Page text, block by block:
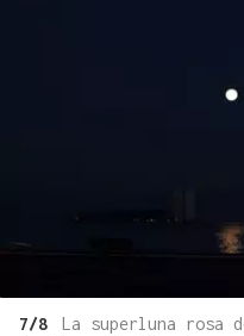
7/8
La superluna rosa